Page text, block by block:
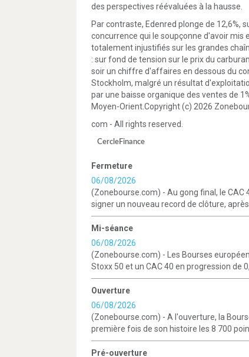
des perspectives réévaluées à la hausse.
Par contraste, Edenred plonge de 12,6%,
concurrence qui le soupçonne d'avoir
totalement injustifiés sur les grandes
: sur fond de tension sur le prix du
soir un chiffre d'affaires en dessous du
Stockholm, malgré un résultat
par une baisse organique des ventes de
Moyen-Orient.Copyright (c) 2026
com - All rights reserved.
CercleFinance
Fermeture
06/08/2026
(Zonebourse.com) - Au gong final, le CAC
signer un nouveau record de clôture,
Mi-séance
06/08/2026
(Zonebourse.com) - Les Bourses
Stoxx 50 et un CAC 40 en progression de
Ouverture
06/08/2026
(Zonebourse.com) - A l'ouverture, la
première fois de son histoire les 8 700
Pré-ouverture